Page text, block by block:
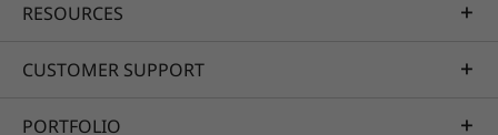
RESOURCES
CUSTOMER SUPPORT
PORTFOLIO